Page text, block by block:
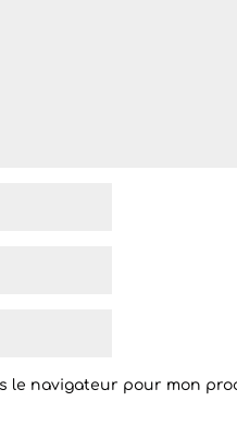
le navigateur pour mon